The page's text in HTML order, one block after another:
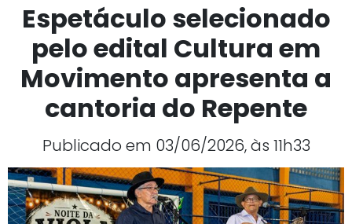
Espetáculo selecionado
pelo edital Cultura em
Movimento apresenta a
cantoria do Repente
Publicado em 03/06/2026, às 11h33